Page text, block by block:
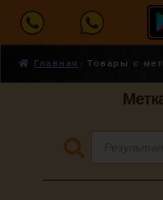
Главная Товары с